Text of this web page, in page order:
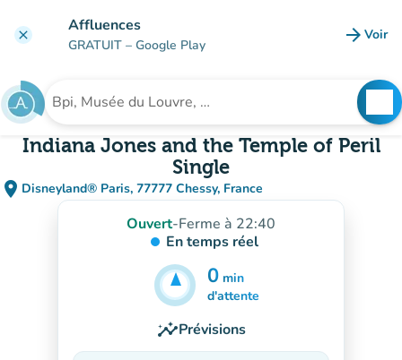
clear Affluences
GRATUIT – Google Play arrow_forward Voir
Rechercher un établissement
Indiana Jones and the Temple of Peril
Single
place Disneyland® Paris, 77777 Chessy, France
(ouvrir dans Google Maps)
(nouvel onglet)
Ouvert-Ferme à 22:40
En temps réel
0 min
5min
d'attente
insightsPrévisions